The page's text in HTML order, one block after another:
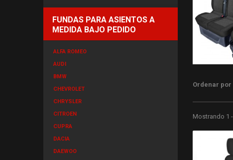
FUNDAS PARA ASIENTOS A
MEDIDA BAJO PEDIDO
ALFA ROMEO
AUDI
BMW
CHEVROLET
CHRYSLER
CITROEN
CUPRA
DACIA
DAEWOO
Ordenar por
Mostrando 1